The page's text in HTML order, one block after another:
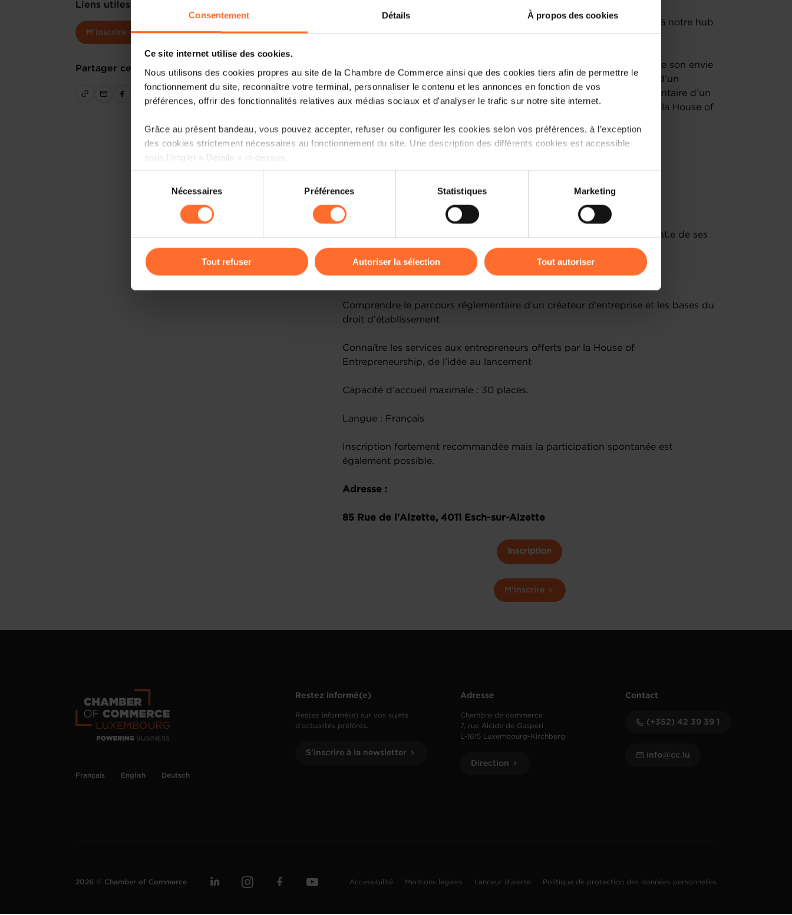
Consentement Détails À propos des cookies
Ce site internet utilise des cookies.
Nous utilisons des cookies propres au site de la Chambre de Commerce ainsi que des cookies tiers afin de permettre le
fonctionnement du site, reconnaître votre terminal, personnaliser le contenu et les annonces en fonction de vos
préférences, offrir des fonctionnalités relatives aux médias sociaux et d'analyser le trafic sur notre site internet.
Grâce au présent bandeau, vous pouvez accepter, refuser ou configurer les cookies selon vos préférences, à l’exception
des cookies strictement nécessaires au fonctionnement du site. Une description des différents cookies est accessible
sous l’onglet « Détails » ci-dessus.
Il est précisé que la navigation sur le site et certaines fonctionnalités (ex : lecture de vidéos, partage sur les réseaux
sociaux, sauvegarde des préférences de lecture vidéo, personnalisation de l’affichage du site) peuvent être affectées en
cas de refus de tous les cookies ou des cookies non nécessaires.
gauche de chaque page.
consentement
Nécessaires Préférences Statistiques Marketing
Tout refuser Autoriser la sélection Tout autoriser
Liens utiles
M'inscrire
Partager cet article
Vous êtes un créateur d’entreprise ? Vous souhaitez nous rencontrer à notre hub
Rejoignez-nous pour un atelier d’1h15, qui sera axé sur la validation de son envie
d’entreprendre et sur la compréhension de la réalité et de la logique d’un
entrepreneur, en plus de donner un bref aperçu du parcours réglementaire d’un
futur entrepreneur, ainsi que des services et programmes gratuits de la House of
Parmi les thématiques abordées:
Les peurs récurrentes des nouveaux entrepreneurs
Créer une entreprise sans être un super-héros, mais en étant conscient.e de ses
ressources et limites: introduction aux principes d’effectuation
Qu’est-ce-qui vous attend en entreprenant?
Comprendre le parcours réglementaire d’un créateur d’entreprise et les bases du
droit d’établissement
Connaître les services aux entrepreneurs offerts par la House of
Entrepreneurship, de l’idée au lancement
Capacité d’accueil maximale : 30 places.
Langue : Français
Inscription fortement recommandée mais la participation spontanée est
également possible.
Adresse :
85 Rue de l'Alzette, 4011 Esch-sur-Alzette
Inscription
M'inscrire
Français English Deutsch
Restez informé(e)
Restez informé(e) sur vos sujets
d’actualités préférés.
S'inscrire à la newsletter
Adresse
Chambre de commerce
7, rue Alcide de Gasperi
L-1615 Luxembourg-Kirchberg
Direction
Contact
(+352) 42 39 39 1
info@cc.lu
2026 © Chamber of Commerce Accessibilité Mentions légales Lanceur d'alerte Politique de protection des données personnelles